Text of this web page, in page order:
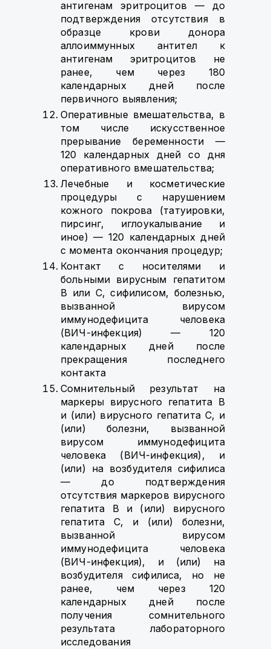
антигенам эритроцитов — до
подтверждения отсутствия в
образце крови донора
аллоиммунных антител к
антигенам эритроцитов не
ранее, чем через 180
календарных дней после
первичного выявления;
Оперативные вмешательства, в
том числе искусственное
прерывание беременности —
120 календарных дней со дня
оперативного вмешательства;
Лечебные и косметические
процедуры с нарушением
кожного покрова (татуировки,
пирсинг, иглоукалывание и
иное) — 120 календарных дней
с момента окончания процедур;
Контакт с носителями и
больными вирусным гепатитом
B или C, сифилисом, болезнью,
вызванной вирусом
иммунодефицита человека
(ВИЧ-инфекция) — 120
календарных дней после
прекращения последнего
контакта
Сомнительный результат на
маркеры вирусного гепатита B
и (или) вирусного гепатита C, и
(или) болезни, вызванной
вирусом иммунодефицита
человека (ВИЧ-инфекция), и
(или) на возбудителя сифилиса
— до подтверждения
отсутствия маркеров вирусного
гепатита B и (или) вирусного
гепатита C, и (или) болезни,
вызванной вирусом
иммунодефицита человека
(ВИЧ-инфекция), и (или) на
возбудителя сифилиса, но не
ранее, чем через 120
календарных дней после
получения сомнительного
результата лабораторного
исследования